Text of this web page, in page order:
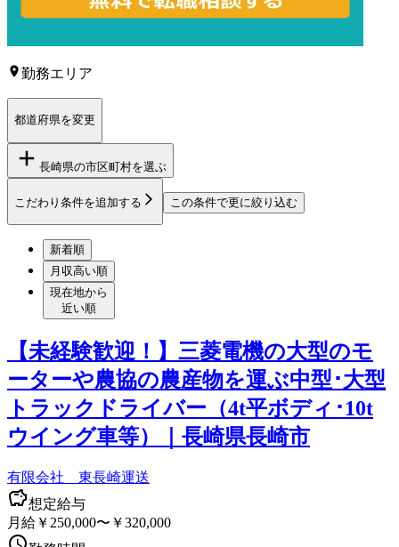
勤務エリア
都道府県を変更
長崎県の市区町村を選ぶ
こだわり条件を追加する この条件で更に絞り込む
新着順
月収高い順
現在地から
近い順
【未経験歓迎！】三菱電機の大型のモ
ーターや農協の農産物を運ぶ中型･大型
トラックドライバー（4t平ボディ･10t
ウイング車等）｜長崎県長崎市
有限会社 東長崎運送
想定給与
月給￥250,000〜￥320,000